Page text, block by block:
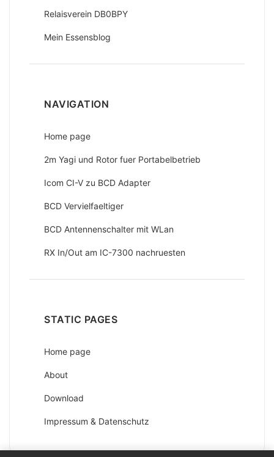
Relaisverein DB0BPY
Mein Essensblog
NAVIGATION
Home page
2m Yagi und Rotor fuer Portabelbetrieb
Icom CI-V zu BCD Adapter
BCD Vervielfaeltiger
BCD Antennenschalter mit WLan
RX In/Out am IC-7300 nachruesten
STATIC PAGES
Home page
About
Download
Impressum & Datenschutz